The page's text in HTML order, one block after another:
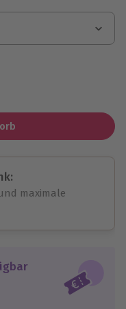
maximale
einlösbar.